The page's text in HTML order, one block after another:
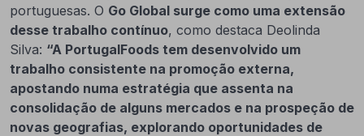
portuguesas. O Go Global surge como uma extensão
desse trabalho contínuo, como destaca Deolinda
Silva: “A PortugalFoods tem desenvolvido um
trabalho consistente na promoção externa,
apostando numa estratégia que assenta na
consolidação de alguns mercados e na prospeção de
novas geografias, explorando oportunidades de